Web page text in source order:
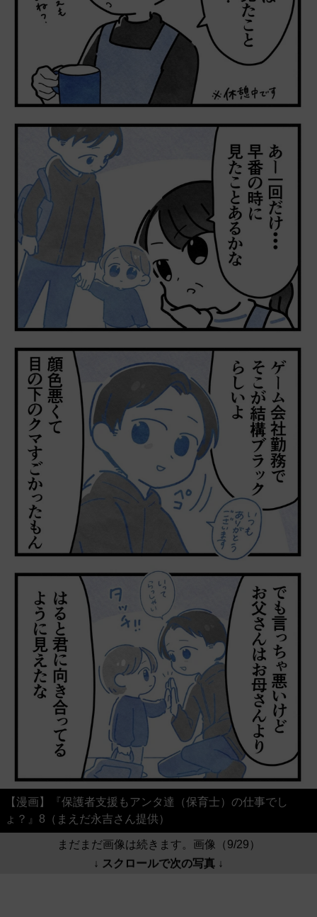
【漫画】『保護者支援もアンタ達（保育士）の仕事でし
ょ？』8（まえだ永吉さん提供）
まだまだ画像は続きます。画像（9/29）
↓ スクロールで次の写真 ↓